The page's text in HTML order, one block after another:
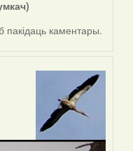
пакідаць каментары.